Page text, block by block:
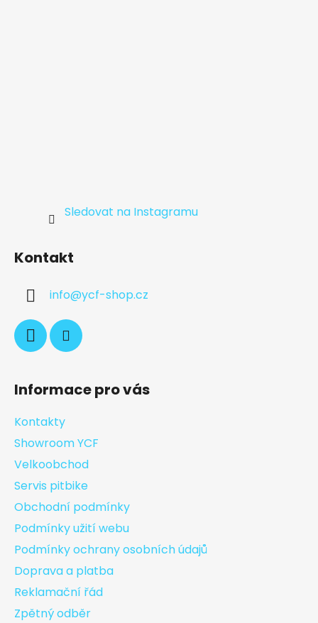
Sledovat na Instagramu
Kontakt
info@ycf-shop.cz
Informace pro vás
Kontakty
Showroom YCF
Velkoobchod
Servis pitbike
Obchodní podmínky
Podmínky užití webu
Podmínky ochrany osobních údajů
Doprava a platba
Reklamační řád
Zpětný odběr